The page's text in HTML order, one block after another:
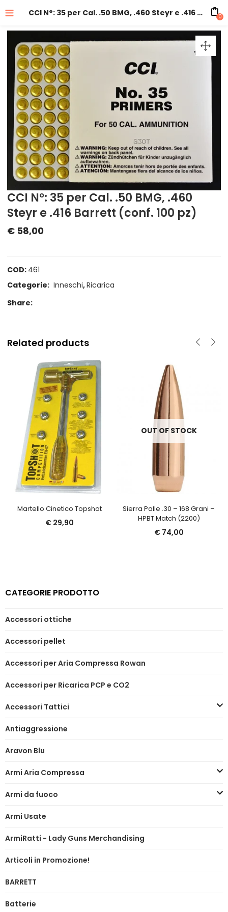
CCI N°: 35 per Cal. .50 BMG, .460 Steyr e .416 Barrett (conf. 100 pz) 0
CCI N°: 35 per Cal. .50 BMG, .460
Steyr e .416 Barrett (conf. 100 pz)
€ 58,00
COD: 461
Categorie: Inneschi,Ricarica
Share:
Related products
Martello Cinetico Topshot
€29,90
OUT OF STOCK
Sierra Palle .30 – 168 Grani –
HPBT Match (2200)
€74,00
CATEGORIE PRODOTTO
Accessori ottiche
Accessori pellet
Accessori per Aria Compressa Rowan
Accessori per Ricarica PCP e CO2
Accessori Tattici
Antiaggressione
Aravon Blu
Armi Aria Compressa
Armi da fuoco
Armi Usate
ArmiRatti - Lady Guns Merchandising
Articoli in Promozione!
BARRETT
Batterie